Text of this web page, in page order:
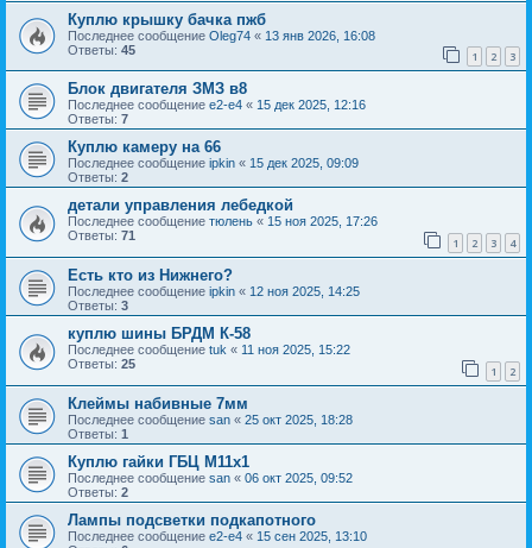
Куплю крышку бачка пжб
Последнее сообщение Oleg74 « 13 янв 2026, 16:08
Ответы: 45 1 2 3
Блок двигателя ЗМЗ в8
Последнее сообщение e2-e4 « 15 дек 2025, 12:16
Ответы: 7
Куплю камеру на 66
Последнее сообщение ipkin « 15 дек 2025, 09:09
Ответы: 2
детали управления лебедкой
Последнее сообщение тюлень « 15 ноя 2025, 17:26
Ответы: 71 1 2 3 4
Есть кто из Нижнего?
Последнее сообщение ipkin « 12 ноя 2025, 14:25
Ответы: 3
куплю шины БРДМ К-58
Последнее сообщение tuk « 11 ноя 2025, 15:22
Ответы: 25 1 2
Клеймы набивные 7мм
Последнее сообщение san « 25 окт 2025, 18:28
Ответы: 1
Куплю гайки ГБЦ М11х1
Последнее сообщение san « 06 окт 2025, 09:52
Ответы: 2
Лампы подсветки подкапотного
Последнее сообщение e2-e4 « 15 сен 2025, 13:10